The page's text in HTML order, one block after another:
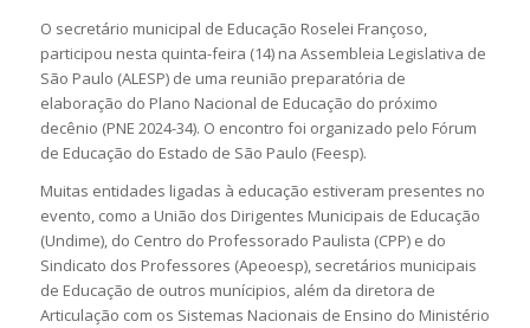
O secretário municipal de Educação Roselei Françoso,
participou nesta quinta-feira (14) na Assembleia Legislativa de
São Paulo (ALESP) de uma reunião preparatória de
elaboração do Plano Nacional de Educação do próximo
decênio (PNE 2024-34). O encontro foi organizado pelo Fórum
de Educação do Estado de São Paulo (Feesp).
Muitas entidades ligadas à educação estiveram presentes no
evento, como a União dos Dirigentes Municipais de Educação
(Undime), do Centro do Professorado Paulista (CPP) e do
Sindicato dos Professores (Apeoesp), secretários municipais
de Educação de outros munícipios, além da diretora de
Articulação com os Sistemas Nacionais de Ensino do Ministério